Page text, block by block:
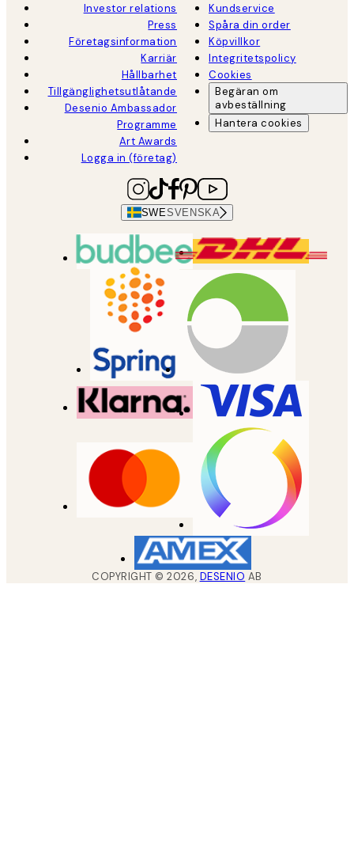
Investor relations
Press
Företagsinformation
Karriär
Hållbarhet
Tillgänglighetsutlåtande
Desenio Ambassador
Programme
Art Awards
Logga in (företag)
Kundservice
Spåra din order
Köpvillkor
Integritetspolicy
Cookies
Begäran om
avbeställning
Hantera cookies
SWESVENSKA
COPYRIGHT ©2026, DESENIO AB